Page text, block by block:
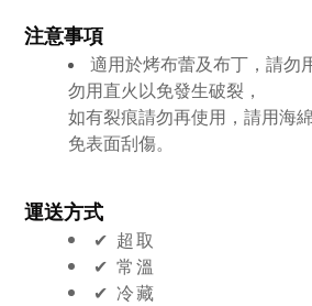
注意事項
適用於烤布蕾及布丁，請勿
勿用直火以免發生破裂，
如有裂痕請勿再使用，請用海
免表面刮傷。
運送方式
✔︎ 超取
✔︎ 常溫
✔︎ 冷藏